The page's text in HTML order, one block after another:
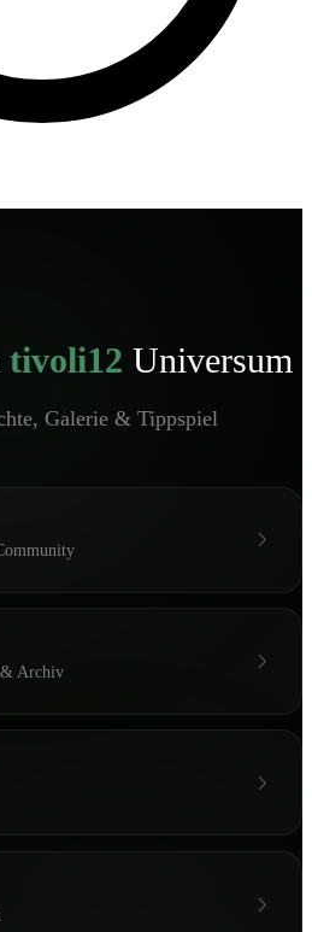
tivoli12 Universum
Galerie & Tippspiel
& Archiv